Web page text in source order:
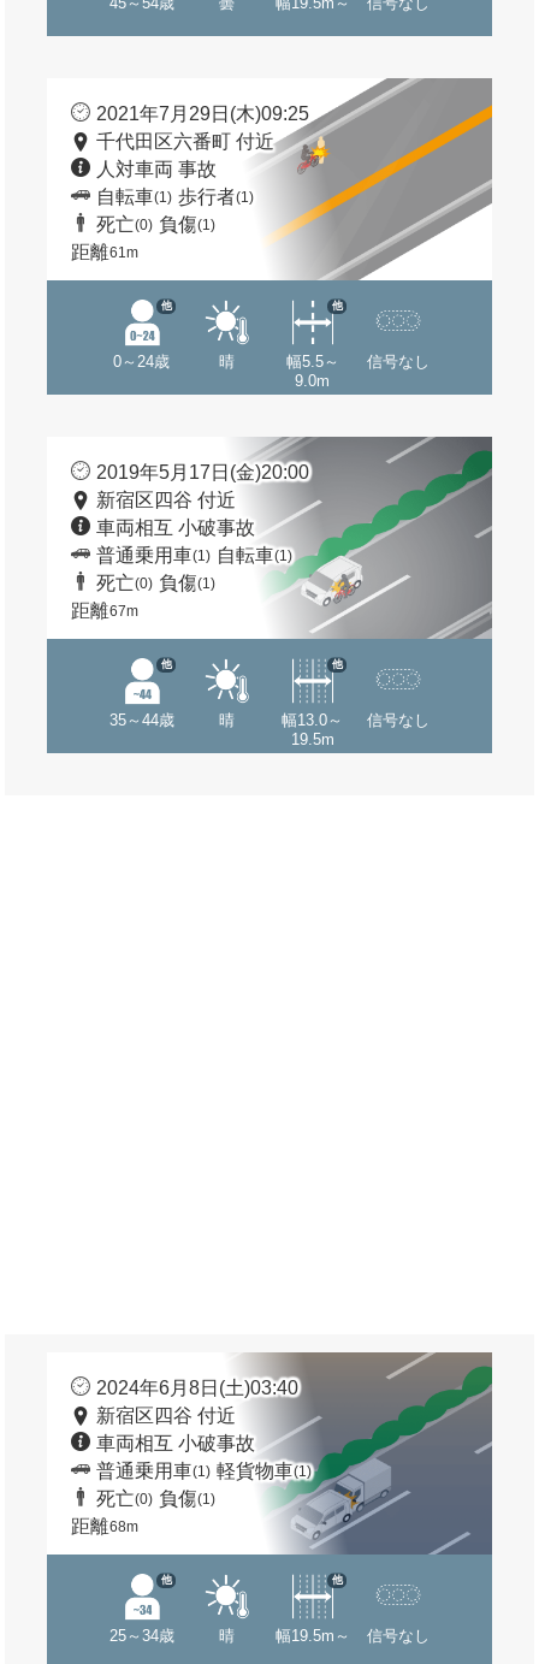
2021年7月29日(木)09:25
千代田区六番町 付近
人対車両 事故
自転車(1) 歩行者(1)
死亡(0) 負傷(1)
距離61m
0～24歳
他
晴
幅5.5～
9.0m
他
信号なし
2019年5月17日(金)20:00
新宿区四谷 付近
車両相互 小破事故
普通乗用車(1) 自転車(1)
死亡(0) 負傷(1)
距離67m
35～44歳
他
晴
幅13.0～
19.5m
他
信号なし
2024年6月8日(土)03:40
新宿区四谷 付近
車両相互 小破事故
普通乗用車(1) 軽貨物車(1)
死亡(0) 負傷(1)
距離68m
25～34歳
他
晴 幅19.5m～
他
信号なし